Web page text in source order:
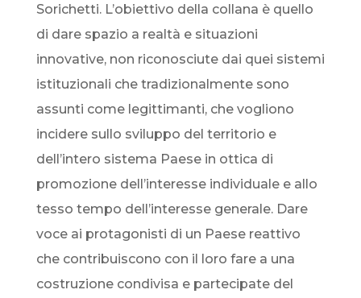
Sorichetti. L’obiettivo della collana è quello
di dare spazio a realtà e situazioni
innovative, non riconosciute dai quei sistemi
istituzionali che tradizionalmente sono
assunti come legittimanti, che vogliono
incidere sullo sviluppo del territorio e
dell’intero sistema Paese in ottica di
promozione dell’interesse individuale e allo
tesso tempo dell’interesse generale. Dare
voce ai protagonisti di un Paese reattivo
che contribuiscono con il loro fare a una
costruzione condivisa e partecipate del